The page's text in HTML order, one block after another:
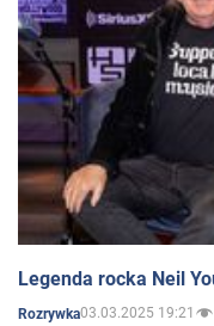
Legenda rocka Neil
Rozrywka03.03.2025 19:21